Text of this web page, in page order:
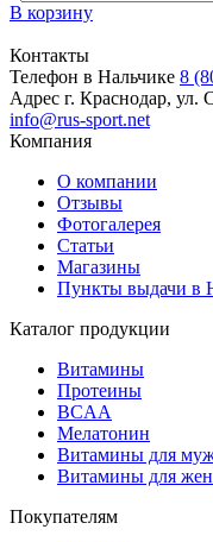
В корзину
Контакты
Телефон в Нальчике 8
Адрес г. Краснодар, ул.
info@rus-sport.net
Компания
О компании
Отзывы
Фотогалерея
Статьи
Магазины
Пункты выдачи в
Каталог продукции
Витамины
Протеины
BCAA
Мелатонин
Витамины для
Витамины для
Покупателям